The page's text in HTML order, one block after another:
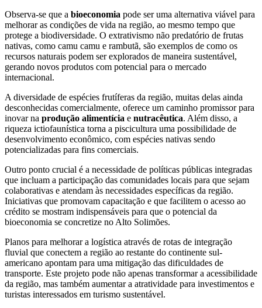
Observa-se que a bioeconomia pode ser uma alternativa viável para
melhorar as condições de vida na região, ao mesmo tempo que
protege a biodiversidade. O extrativismo não predatório de frutas
nativas, como camu camu e rambutã, são exemplos de como os
recursos naturais podem ser explorados de maneira sustentável,
gerando novos produtos com potencial para o mercado
internacional.
A diversidade de espécies frutíferas da região, muitas delas ainda
desconhecidas comercialmente, oferece um caminho promissor para
inovar na produção alimentícia e nutracêutica. Além disso, a
riqueza ictiofaunística torna a piscicultura uma possibilidade de
desenvolvimento econômico, com espécies nativas sendo
potencializadas para fins comerciais.
Outro ponto crucial é a necessidade de políticas públicas integradas
que incluam a participação das comunidades locais para que sejam
colaborativas e atendam às necessidades específicas da região.
Iniciativas que promovam capacitação e que facilitem o acesso ao
crédito se mostram indispensáveis para que o potencial da
bioeconomia se concretize no Alto Solimões.
Planos para melhorar a logística através de rotas de integração
fluvial que conectem a região ao restante do continente sul-
americano apontam para uma mitigação das dificuldades de
transporte. Este projeto pode não apenas transformar a acessibilidade
da região, mas também aumentar a atratividade para investimentos e
turistas interessados em turismo sustentável.